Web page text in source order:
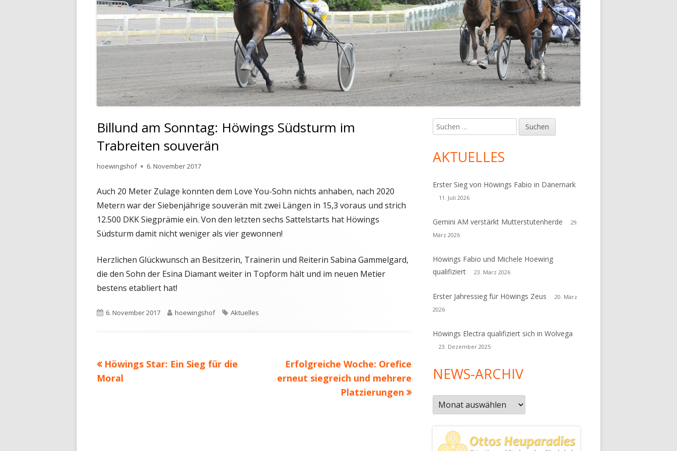
Billund am Sonntag: Höwings Südsturm im
Trabreiten souverän
Autor
hoewingshof
Veröffentlicht
6. November 2017
Auch 20 Meter Zulage konnten dem Love You-Sohn nichts anhaben, nach 2020
Metern war der Siebenjährige souverän mit zwei Längen in 15,3 voraus und strich
12.500 DKK Siegprämie ein. Von den letzten sechs Sattelstarts hat Höwings
Südsturm damit nicht weniger als vier gewonnen!
Herzlichen Glückwunsch an Besitzerin, Trainerin und Reiterin Sabina Gammelgard,
die den Sohn der Esina Diamant weiter in Topform hält und im neuen Metier
bestens etabliert hat!
Veröffentlicht
6. November 2017 Autor
hoewingshof Schlagwörter
Aktuelles
Beitragsnavigation
Vorheriger
Beitrag:
Höwings Star: Ein Sieg für die
Moral
Nächster
Beitrag
Erfolgreiche Woche: Orefice
erneut siegreich und mehrere
Platzierungen
Haupt-
Seitenleiste
Suchen
nach:
AKTUELLES
Erster Sieg von Höwings Fabio in Dänemark
11. Juli 2026
Gemini AM verstärkt Mutterstutenherde
29.
März 2026
Höwings Fabio und Michele Hoewing
qualifiziert
23. März 2026
Erster Jahressieg für Höwings Zeus
20. März
2026
Höwings Electra qualifiziert sich in Wolvega
23. Dezember 2025
NEWS-ARCHIV
News-
Archiv